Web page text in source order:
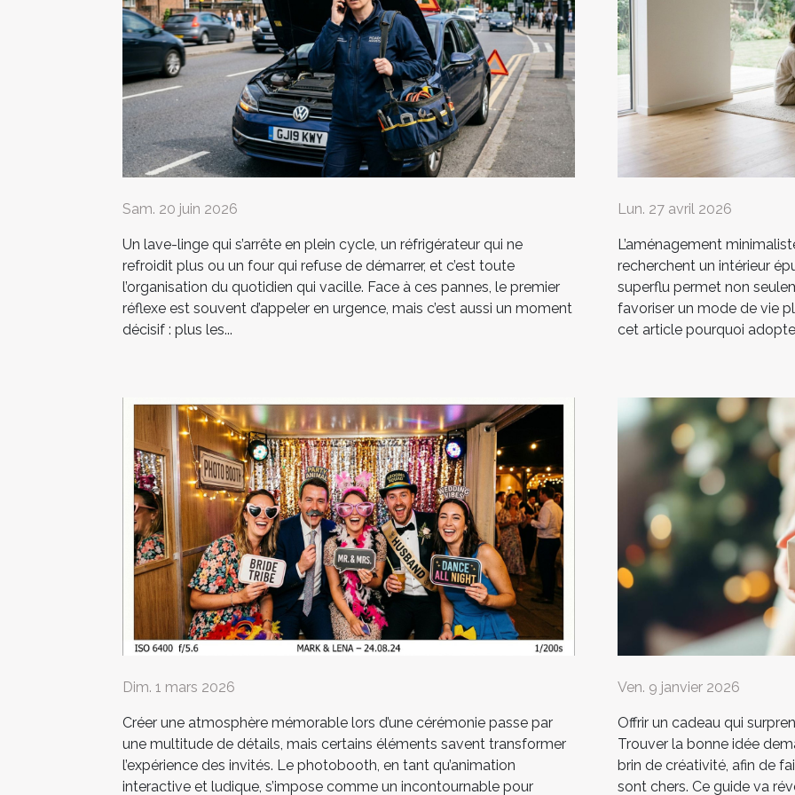
Sam. 20 juin 2026
Un lave-linge qui s’arrête en plein cycle, un réfrigérateur qui ne
refroidit plus ou un four qui refuse de démarrer, et c’est toute
l’organisation du quotidien qui vacille. Face à ces pannes, le premier
réflexe est souvent d’appeler en urgence, mais c’est aussi un moment
décisif : plus les...
Lun. 27 avril 2026
L’aménagement
recherchent un intérieur
superflu permet non
favoriser un mode de vie
cet article pourquoi
Dim. 1 mars 2026
Créer une atmosphère mémorable lors d’une cérémonie passe par
une multitude de détails, mais certains éléments savent transformer
l’expérience des invités. Le photobooth, en tant qu’animation
interactive et ludique, s’impose comme un incontournable pour
Ven. 9 janvier 2026
Offrir un cadeau qui
Trouver la bonne idée
brin de créativité, afin de
sont chers. Ce guide va